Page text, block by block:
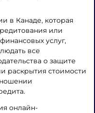
в Канаде, которая
или
услуг,
все
о защите
раскрытия стоимости
онлайн-